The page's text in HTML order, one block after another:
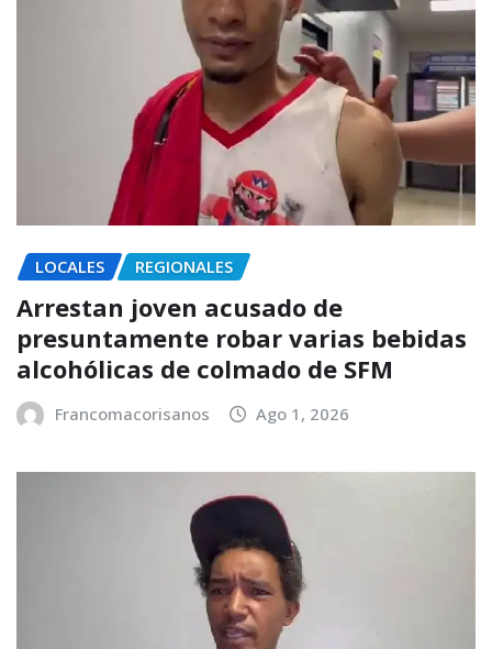
LOCALES REGIONALES
Arrestan joven acusado de
presuntamente robar varias bebidas
alcohólicas de colmado de SFM
Francomacorisanos Ago 1, 2026